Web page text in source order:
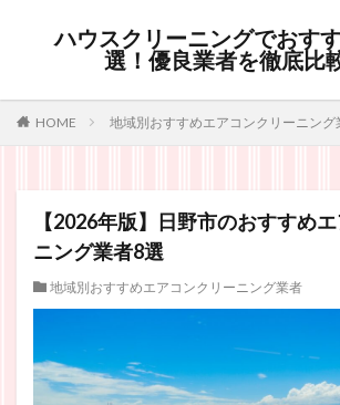
ハウスクリーニングでおす
選！優良業者を徹底比
HOME 地域別おすすめエアコンクリーニング
【2026年版】日野市のおすすめ
ニング業者8選
地域別おすすめエアコンクリーニング業者